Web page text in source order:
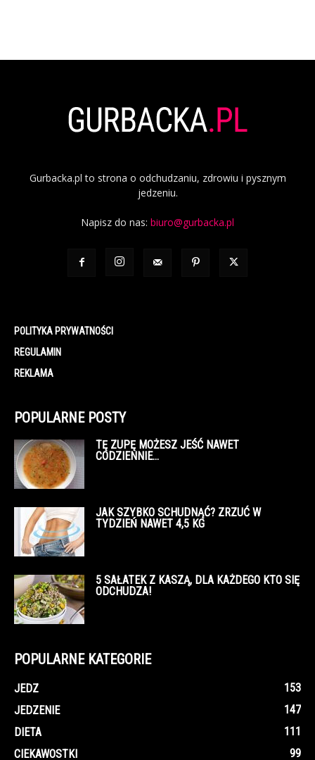
Gurbacka.pl to strona o odchudzaniu, zdrowiu i pysznym
jedzeniu.
Napisz do nas: biuro@gurbacka.pl
POLITYKA PRYWATNOŚCI
REGULAMIN
REKLAMA
POPULARNE POSTY
TĘ ZUPĘ MOŻESZ JEŚĆ NAWET
CODZIENNIE…
JAK SZYBKO SCHUDNĄĆ? ZRZUĆ W
TYDZIEŃ NAWET 4,5 KG
5 SAŁATEK Z KASZĄ, DLA KAŻDEGO KTO SIĘ
ODCHUDZA!
POPULARNE KATEGORIE
JEDZ
153
JEDZENIE
147
DIETA
111
CIEKAWOSTKI
99